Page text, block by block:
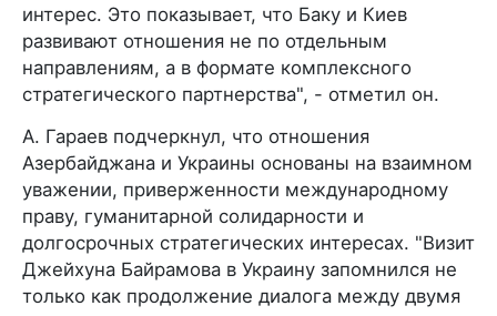
интерес. Это показывает, что Баку и Киев
развивают отношения не по отдельным
направлениям, а в формате комплексного
стратегического партнерства", - отметил он.
А. Гараев подчеркнул, что отношения
Азербайджана и Украины основаны на взаимном
уважении, приверженности международному
праву, гуманитарной солидарности и
долгосрочных стратегических интересах. "Визит
Джейхуна Байрамова в Украину запомнился не
только как продолжение диалога между двумя